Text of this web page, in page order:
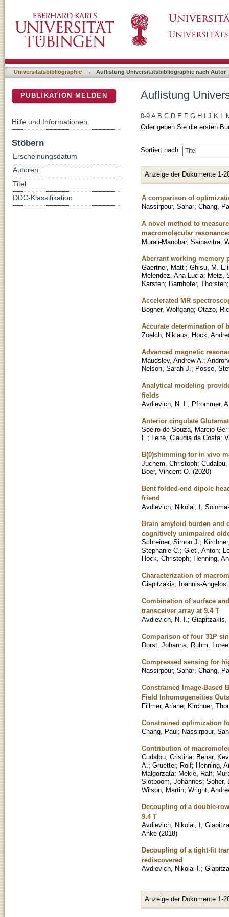
Universitätsbibliographie → Auflistung Universitätsbibliographie nach Autor
Auflistung
0-9 A B C D E F G H J K L
Oder geben Sie die ersten
Sortiert nach:
Anzeige der Dokumente 1-
A comparison of
Nassirpour, Sahar; Chang,
A novel method to
macromolecular
Murali-Manohar, Saipavitra;
Aberrant working memory
Gaertner, Matti; Ghisu, M.
Melendez, Ana-Lucia; Metz,
Karsten; Barnhofer, Thorsten
Accelerated MR
Bogner, Wolfgang; Otazo,
Accurate determination of
Zoelch, Niklaus; Hock,
Advanced magnetic
Maudsley, Andrew A. ;
Nelson, Sarah J. ; Posse,
Analytical modeling
fields
Avdievich, N. I. ; Pfrommer,
Anterior cingulate
Soeiro-de-Souza, Marcio
F. ; Leite, Claudia da Costa;
B(0)shimming for in vivo
Juchem, Christoph;
Boer, Vincent O. (2020)
Bent folded-end dipole
friend
Avdievich, Nikolai, I;
Brain amyloid burden and
cognitively unimpaired
Schreiner, Simon J. ;
Stephanie C. ; Gietl, Anton;
Hock, Christoph; Henning,
Characterization of
Giapitzakis, Ioannis-Angelos
Combination of surface
transceiver array at 9.4 T
Avdievich, N. I. ; Giapitzakis,
Comparison of four 31P
Dorst, Johanna; Ruhm,
Compressed sensing for
Nassirpour, Sahar; Chang,
Constrained Image-Based
Field Inhomogeneities
Fillmer, Ariane; Kirchner,
Constrained optimization
Chang, Paul; Nassirpour,
Contribution of
Cudalbu, Cristina; Behar,
A. ; Gruetter, Rolf; Henning,
Malgorzata; Mekle, Ralf;
Slotboom, Johannes; Soher,
Wilson, Martin; Wright,
Decoupling of a double-
9.4 T
Avdievich, Nikolai, I;
Anke (2018)
Decoupling of a tight-fit
rediscovered
Avdievich, Nikolai I. ;
Anzeige der Dokumente 1-
PUBLIKATION MELDEN
Hilfe und Informationen
Stöbern
Erscheinungsdatum
Autoren
Titel
DDC-Klassifikation